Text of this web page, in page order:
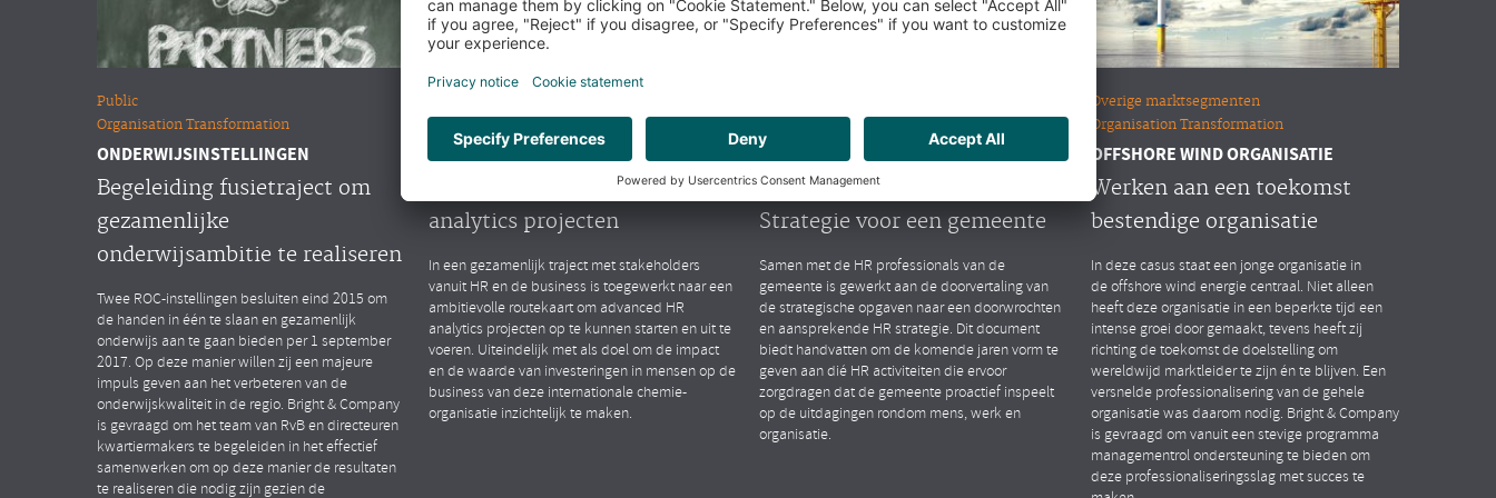
Public
Organisation Transformation
ONDERWIJSINSTELLINGEN
Begeleiding fusietraject om
gezamenlijke
onderwijsambitie te realiseren
Twee ROC-instellingen besluiten eind 2015 om
de handen in één te slaan en gezamenlijk
onderwijs aan te gaan bieden per 1 september
2017. Op deze manier willen zij een majeure
impuls geven aan het verbeteren van de
onderwijskwaliteit in de regio. Bright & Company
is gevraagd om het team van RvB en directeuren
kwartiermakers te begeleiden in het effectief
samenwerken om op deze manier de resultaten
te realiseren die nodig zijn gezien de
People Analytics
MULTINATIONAL CHEMIESECTOR
Opstarten van advanced HR
analytics projecten
In een gezamenlijk traject met stakeholders
vanuit HR en de business is toegewerkt naar een
ambitievolle routekaart om advanced HR
analytics projecten op te kunnen starten en uit te
voeren. Uiteindelijk met als doel om de impact
en de waarde van investeringen in mensen op de
business van deze internationale chemie-
organisatie inzichtelijk te maken.
People Strategy
GEMEENTE (ZH)
Opstellen van gedragen HR
Strategie voor een gemeente
Samen met de HR professionals van de
gemeente is gewerkt aan de doorvertaling van
de strategische opgaven naar een doorwrochten
en aansprekende HR strategie. Dit document
biedt handvatten om de komende jaren vorm te
geven aan dié HR activiteiten die ervoor
zorgdragen dat de gemeente proactief inspeelt
op de uitdagingen rondom mens, werk en
organisatie.
Overige marktsegmenten
Organisation Transformation
OFFSHORE WIND ORGANISATIE
Werken aan een toekomst
bestendige organisatie
In deze casus staat een jonge organisatie in
de offshore wind energie centraal. Niet alleen
heeft deze organisatie in een beperkte tijd een
intense groei door gemaakt, tevens heeft zij
richting de toekomst de doelstelling om
wereldwijd marktleider te zijn én te blijven. Een
versnelde professionalisering van de gehele
organisatie was daarom nodig. Bright & Company
is gevraagd om vanuit een stevige programma
managementrol ondersteuning te bieden om
deze professionaliseringsslag met succes te